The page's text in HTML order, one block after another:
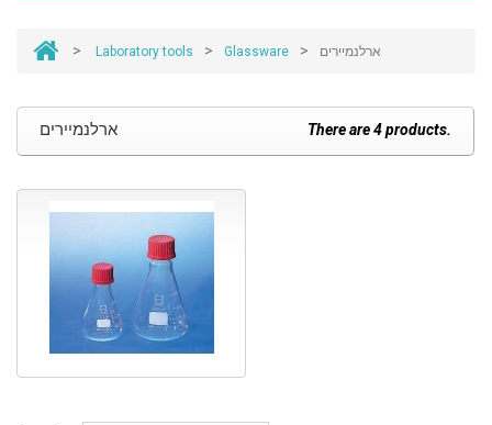
> Laboratory tools > Glassware > ארלנמיירים
ארלנמיירים There are 4 products.